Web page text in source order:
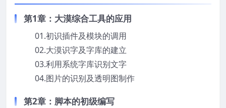
第1章：大漠综合工具的应用
01.初识插件及模块的调用
02.大漠识字及字库的建立
03.利用系统字库识别文字
04.图片的识别及透明图制作
第2章：脚本的初级编写